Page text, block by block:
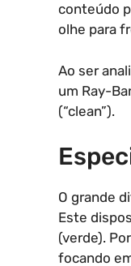
conteúdo
olhe para
Ao ser
um Ray-
(“clean”).
O grande
Este
(verde).
focando